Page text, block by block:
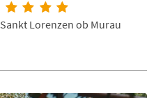
Sankt Lorenzen ob Murau